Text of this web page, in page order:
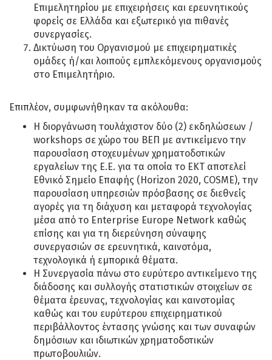
Επιμελητηρίου με επιχειρήσεις και ερευνητικούς
φορείς σε Ελλάδα και εξωτερικό για πιθανές
συνεργασίες.
Δικτύωση του Οργανισμού με επιχειρηματικές
ομάδες ή/και λοιπούς εμπλεκόμενους οργανισμούς
στο Επιμελητήριο.
Επιπλέον, συμφωνήθηκαν τα ακόλουθα:
Η διοργάνωση τουλάχιστον δύο (2) εκδηλώσεων /
workshops σε χώρο του ΒΕΠ με αντικείμενο την
παρουσίαση στοχευμένων χρηματοδοτικών
εργαλείων της Ε.Ε. για τα οποία το ΕΚΤ αποτελεί
Εθνικό Σημείο Επαφής (Horizon 2020, COSME), την
παρουσίαση υπηρεσιών πρόσβασης σε διεθνείς
αγορές για τη διάχυση και μεταφορά τεχνολογίας
μέσα από το Enterprise Europe Network καθώς
επίσης και για τη διερεύνηση σύναψης
συνεργασιών σε ερευνητικά, καινοτόμα,
τεχνολογικά ή εμπορικά θέματα.
Η Συνεργασία πάνω στο ευρύτερο αντικείμενο της
διάδοσης και συλλογής στατιστικών στοιχείων σε
θέματα έρευνας, τεχνολογίας και καινοτομίας
καθώς και του ευρύτερου επιχειρηματικού
περιβάλλοντος έντασης γνώσης και των συναφών
δημόσιων και ιδιωτικών χρηματοδοτικών
πρωτοβουλιών.